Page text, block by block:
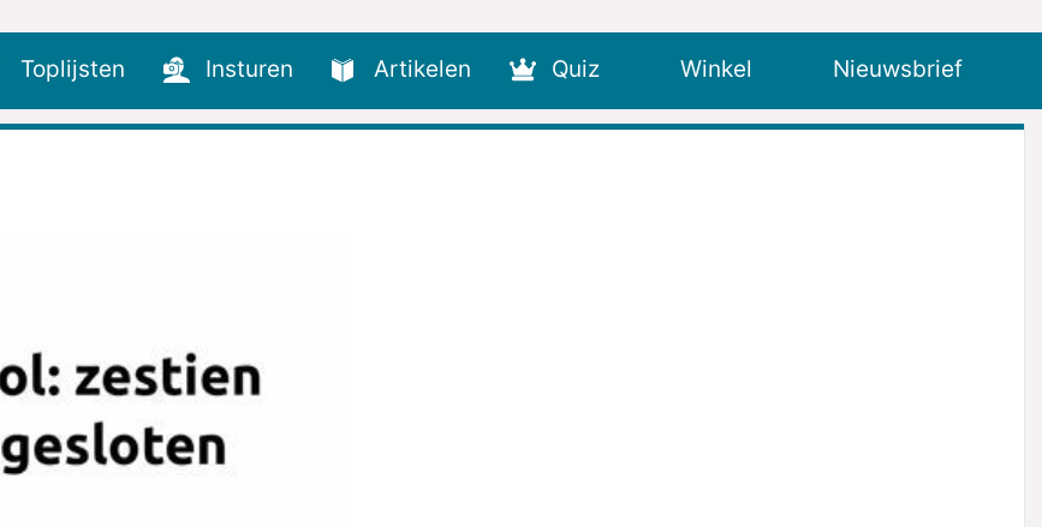
Toplijsten Insturen Artikelen Quiz Winkel
Nieuwsbrief